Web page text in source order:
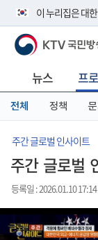
이 누리집은 대
공식 누리집 주소
니다.
이밖에 or.kr 또
서 도메인 주소를
KTV 국민방송
뉴스 프
전체 정책
주간 글로벌 인사이트
주간 글로벌
등록일 : 2026.01.10 17:14